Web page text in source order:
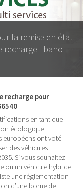
la remise en état
recharge - baho-
recharge pour
en tant que
écologique
européens ont voté
des véhicules
Si vous souhaitez
ou un véhicule hybride
une réglementation
d’une borne de